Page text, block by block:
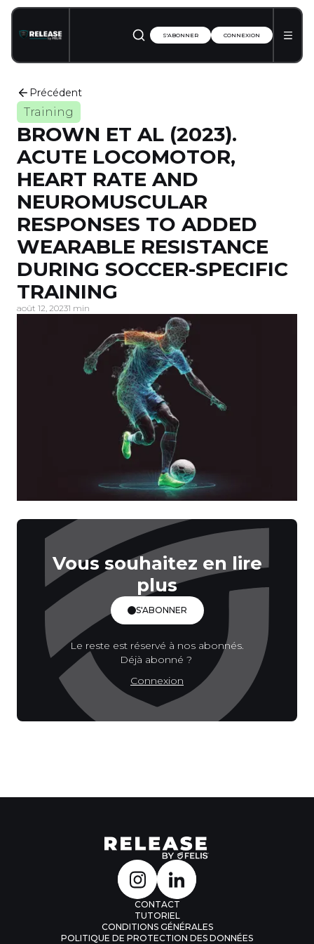
S'ABONNER CONNEXION
Précédent
Training
BROWN ET AL (2023).
ACUTE LOCOMOTOR,
HEART RATE AND
NEUROMUSCULAR
RESPONSES TO ADDED
WEARABLE RESISTANCE
DURING SOCCER-SPECIFIC
TRAINING
août 12, 20231 min
Vous souhaitez en lire
plus
S'ABONNER
Le reste est réservé à nos abonnés.
Déjà abonné ?
Connexion
CONTACT
TUTORIEL
CONDITIONS GÉNÉRALES
POLITIQUE DE PROTECTION DES DONNÉES